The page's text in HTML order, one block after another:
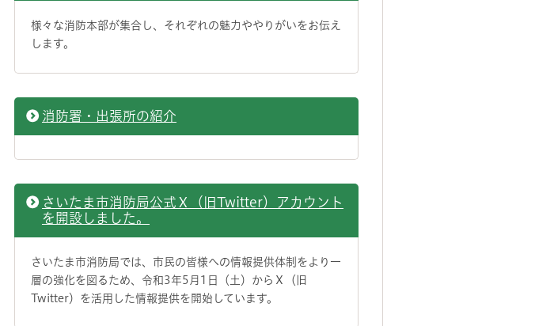
様々な消防本部が集合し、それぞれの魅力ややりがいをお伝え
します。
消防署・出張所の紹介
さいたま市消防局公式Ｘ（旧Twitter）アカウント
を開設しました。
さいたま市消防局では、市民の皆様への情報提供体制をより一
層の強化を図るため、令和3年5月1日（土）からＸ（旧
Twitter）を活用した情報提供を開始しています。